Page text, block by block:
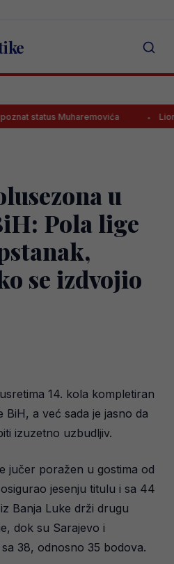
Muharemovića Lionel
u
Pola lige
se izdvojio
14. kola kompletiran
BiH, a već sada je jasno da
izuzetno uzbudljiv.
jučer poražen u gostima od
jesenju titulu i sa 44
Banja Luke drži drugu
dok su Sarajevo i
38, odnosno 35 bodova.